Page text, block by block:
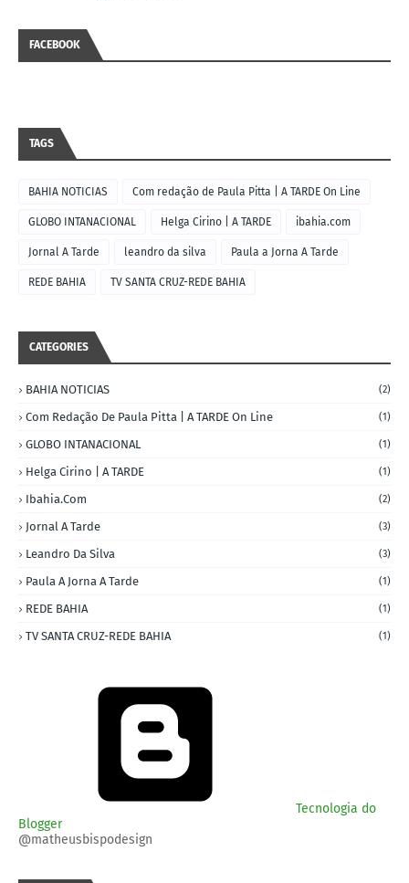
FACEBOOK
TAGS
BAHIA NOTICIAS Com redação de Paula Pitta | A TARDE On Line
GLOBO INTANACIONAL Helga Cirino | A TARDE ibahia.com
Jornal A Tarde leandro da silva Paula a Jorna A Tarde
REDE BAHIA TV SANTA CRUZ-REDE BAHIA
CATEGORIES
BAHIA NOTICIAS (2)
Com Redação De Paula Pitta | A TARDE On Line (1)
GLOBO INTANACIONAL (1)
Helga Cirino | A TARDE (1)
Ibahia.com (2)
Jornal A Tarde (3)
Leandro Da Silva (3)
Paula A Jorna A Tarde (1)
REDE BAHIA (1)
TV SANTA CRUZ-REDE BAHIA (1)
Tecnologia do
Blogger
@matheusbispodesign